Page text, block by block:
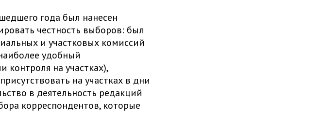
года был нанесен
честность выборов: был
и участковых комиссий
удобный
контроля на участках),
на участках в дни
в деятельность редакций
корреспондентов, которые